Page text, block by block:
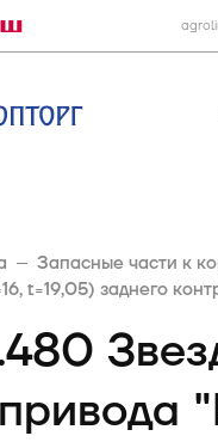
Запасные части к
t=19,05) заднего